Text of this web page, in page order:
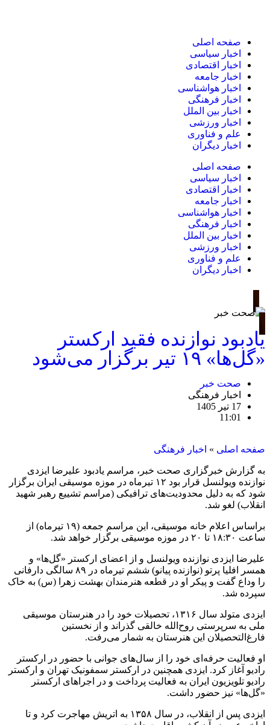
صفحه اصلی
اخبار سیاسی
اخبار اقتصادی
اخبار جامعه
اخبار هواشناسی
اخبار فرهنگی
اخبار بین الملل
اخبار ورزشی
علم و فناوری
اخبار دیگران
صفحه اصلی
اخبار سیاسی
اخبار اقتصادی
اخبار جامعه
اخبار هواشناسی
اخبار فرهنگی
اخبار بین الملل
اخبار ورزشی
علم و فناوری
اخبار دیگران
یادبود نوازنده فقید ارکستر
«گل‌ها» ۱۹ تیر برگزار می‌شود
صحت خبر
اخبار فرهنگی
17 تیر 1405
11:01
صفحه اصلی » اخبار فرهنگی
به گزارش خبرگزاری صحت خبر، مراسم یادبود علیرضا ایزدی
نوازنده ویولنسل قرار بود ۱۲ تیرماه در موزه موسیقی ایران برگزار
شود که به دلیل محدودیت‌های ترافیکی (مراسم تشییع رهبر شهید
انقلاب) لغو شد.
براساس اعلام خانه موسیقی، این مراسم جمعه (۱۹ تیرماه) از
ساعت ۱۸:۳۰ تا ۲۰ در موزه موسیقی برگزار خواهد شد.
علیرضا ایزدی نوازنده ویولنسل و از اعضای ارکستر «گل‌ها» و
همسر افلیا پرتو (نوازنده پیانو) ششم تیرماه در ۸۹ سالگی دارفانی
را وداع گفت و پیکر او در قطعه هنرمندان بهشت زهرا (س) به خاک
سپرده شد.
ایزدی متولد سال ۱۳۱۶، تحصیلات خود را در هنرستان موسیقی
ملی به سرپرستی روح‌الله خالقی گذراند و از نخستین
فارغ‌التحصیلان این هنرستان به شمار می‌رفت.
او فعالیت حرفه‌ای خود را از سال‌های جوانی با حضور در ارکستر
رادیو آغاز کرد. ایزدی همچنین در ارکستر سمفونیک تهران و ارکستر
رادیو تلویزیون ایران به فعالیت پرداخت و در اجراهای ارکستر
«گل‌ها» نیز حضور داشت.
ایزدی پس از انقلاب، در سال ۱۳۵۸ به اتریش مهاجرت کرد و تا